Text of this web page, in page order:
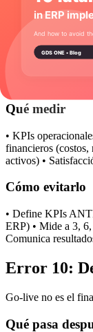
y congélalo • Usa
Revisa avance
Error 9: No
Si no mides, no
Qué medir
• KPIs
financieros (costos,
activos) •
Cómo evitarlo
• Define KPIs
ERP) • Mide a 3,
Comunica
Error 10:
Go-live no es el
Qué pasa